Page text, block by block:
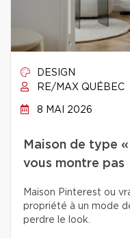
DESIGN
RE/MAX QUÉBEC
8 MAI 2026
Maison de type
vous montre pas
Maison Pinterest ou
propriété à un mode
perdre le look.